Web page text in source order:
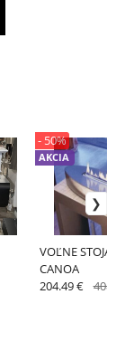
VOĽNE STOJACI
CANOA
AKCIA
- 50%
204.49 €